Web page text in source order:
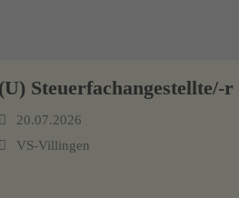
20.07.2026
VS-Villingen